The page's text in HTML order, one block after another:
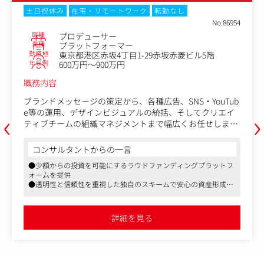
‹
土日祝休み 在宅・リモートワーク
転勤なし
No.86954
職種 プロデューサー
業種 プラットフォーマー
勤務地 東京都港区赤坂4丁目1-29赤坂赤菱ビル5階
年収例
600万円～900万円
職務内容
ブランドメッセージの策定から、各種広告、SNS・YouTub
e等の運用、デザインビジュアルの統括、そしてクリエイ
ティブチームの組織マネジメントまで幅広くお任せしま
心を動かす「ワクワク感」を両立させるクリエイティブ全
体の表現責任者（統括プロデューサー）としての役割で
す。
【具体的な業務内容】
・ブランド戦略に基づいた全社的なクリエイティブコンセ
コンサルタントからの一言
●少額からの投資を可能にするラウドファンディングプラットフ
ォームを提供
●透明性と信頼性を重視した独自のスキームで安心の資産形成環
詳細を見る
›